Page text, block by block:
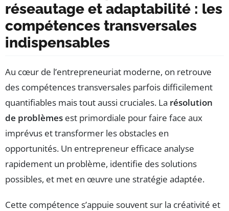
réseautage et adaptabilité : les
compétences transversales
indispensables
Au cœur de l’entrepreneuriat moderne, on retrouve
des compétences transversales parfois difficilement
quantifiables mais tout aussi cruciales. La résolution
de problèmes est primordiale pour faire face aux
imprévus et transformer les obstacles en
opportunités. Un entrepreneur efficace analyse
rapidement un problème, identifie des solutions
possibles, et met en œuvre une stratégie adaptée.
Cette compétence s’appuie souvent sur la créativité et